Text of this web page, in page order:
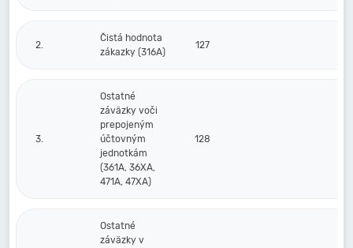
2.
Čistá hodnota
zákazky (316A)
127
3.
Ostatné
záväzky voči
prepojeným
účtovným
jednotkám
(361A, 36XA,
471A, 47XA)
128
Ostatné
záväzky v